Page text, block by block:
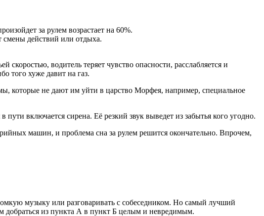
за рулем возрастает на 60%.
смены действий или отдыха.
водитель теряет чувство опасности, расслабляется и
того хуже давит на газ.
которые не дают им уйти в царство Морфея, например, специальное
пути включается сирена. Её резкий звук выведет из забытья кого угодно.
машин, и проблема сна за рулем решится окончательно. Впрочем,
музыку или разговаривать с собеседником. Но самый лучший
добраться из пункта А в пункт Б целым и невредимым.